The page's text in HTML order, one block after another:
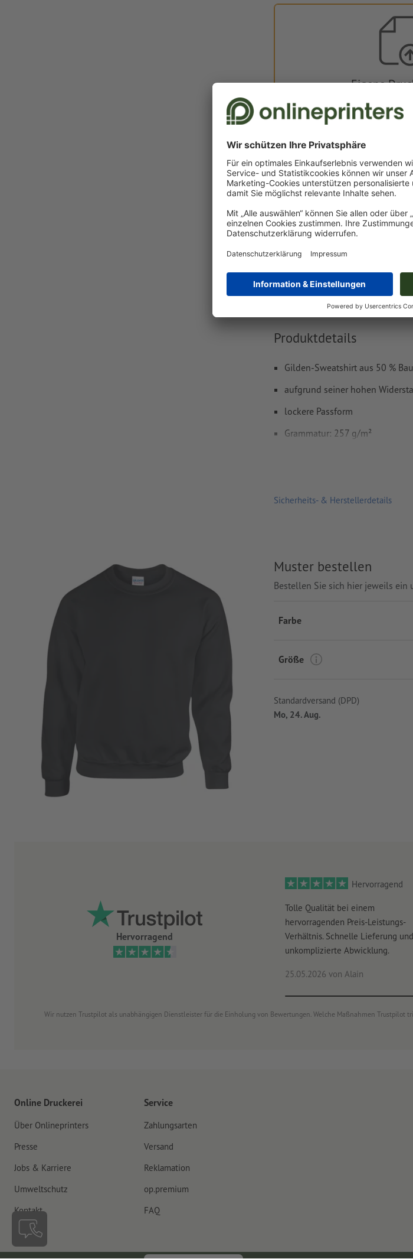
Eigene
Sie können Ihre Druckdaten
Jetzt
Lieferung ca.:
Di, 25. Aug. - Mi, 26. Aug.
Gewicht: ca.2,27 kg
Produktdetails
Gilden-Sweatshirt aus 50 %
aufgrund seiner hohen
lockere Passform
Grammatur: 257 g/m²
Verarbeitung: Siebtransferdruck
Sicherheits- & Herstellerdetails
Muster bestellen
Bestellen Sie sich hier jeweils ein
Farbe
Größe
Standardversand (DPD)
Mo, 24. Aug.
Hervorragend
Hervorragend
Tolle Qualität bei einem
hervorragenden Preis-Leistungs-
Verhältnis. Schnelle Lieferung und
unkomplizierte Abwicklung.
25.05.2026 von Alain
Wir nutzen Trustpilot als unabhängigen Dienstleister für die Einholung von Bewertungen. Welche Maßnahmen Trustpilot
Online Druckerei
Über Onlineprinters
Presse
Jobs & Karriere
Umweltschutz
Kontakt
Service
Zahlungsarten
Versand
Reklamation
op.premium
FAQ